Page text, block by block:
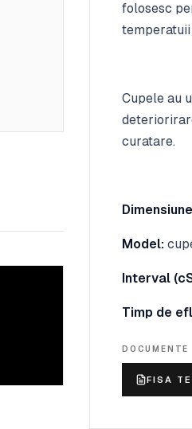
folosesc
Cupele au
curatare.
Model:
Interval
Timp de
DOCUMENTE
FISA